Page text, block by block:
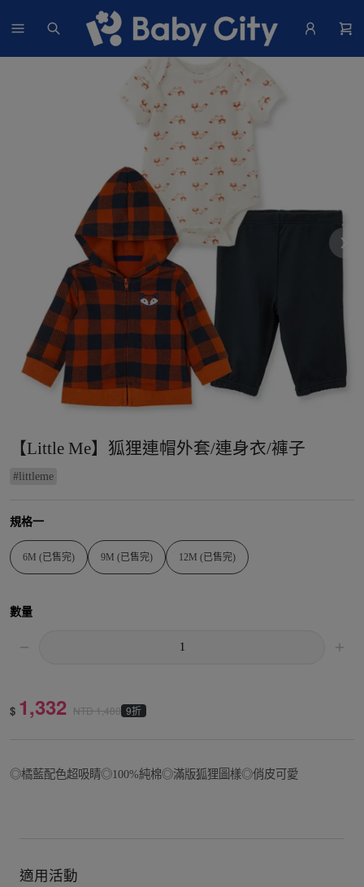
【Little Me】狐狸連帽外套/連身衣/褲子
# littleme
規格一
6M (已售完) 9M (已售完) 12M (已售完)
數量
$ 1,332 NTD1,480 9折
◎橘藍配色超吸睛◎100%純棉◎滿版狐狸圖樣◎俏皮可愛
適用活動